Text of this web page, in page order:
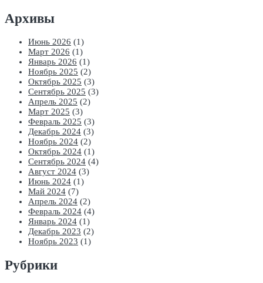
Архивы
Июнь 2026 (1)
Март 2026 (1)
Январь 2026 (1)
Ноябрь 2025 (2)
Октябрь 2025 (3)
Сентябрь 2025 (3)
Апрель 2025 (2)
Март 2025 (3)
Февраль 2025 (3)
Декабрь 2024 (3)
Ноябрь 2024 (2)
Октябрь 2024 (1)
Сентябрь 2024 (4)
Август 2024 (3)
Июнь 2024 (1)
Май 2024 (7)
Апрель 2024 (2)
Февраль 2024 (4)
Январь 2024 (1)
Декабрь 2023 (2)
Ноябрь 2023 (1)
Рубрики